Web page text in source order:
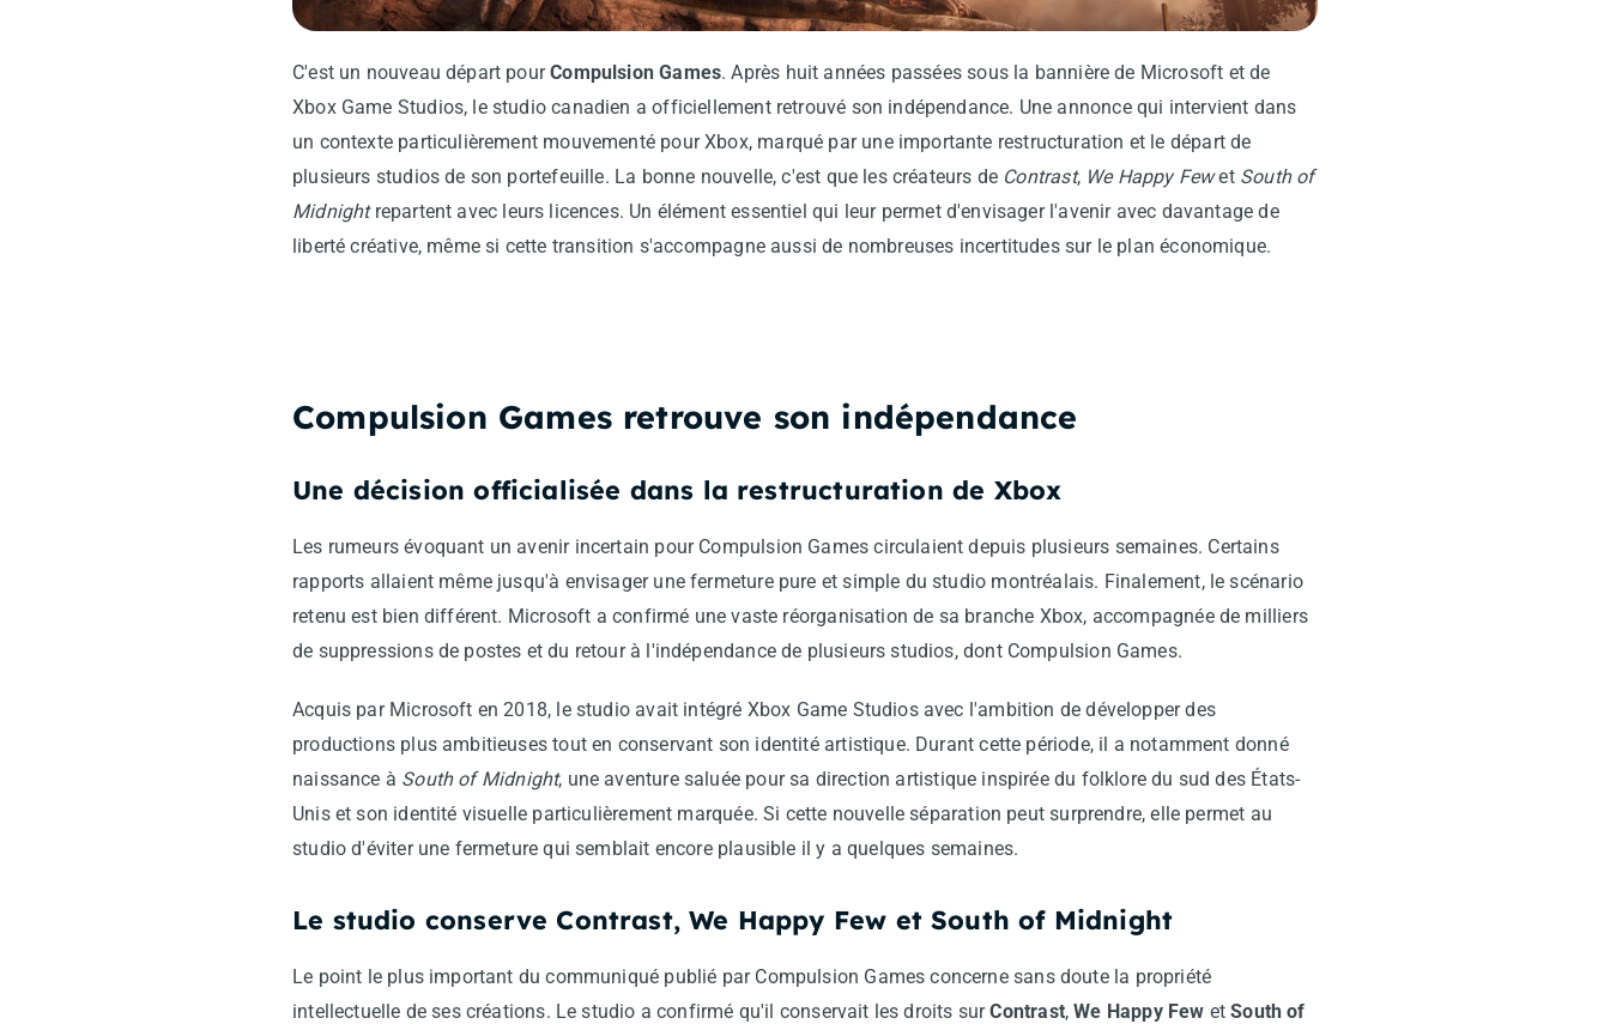
C'est un nouveau départ pourCompulsion Games. Après huit années passées sous la bannière de Microsoft et de
Xbox Game Studios, le studio canadien a officiellement retrouvé son indépendance. Une annonce qui intervient dans
un contexte particulièrement mouvementé pour Xbox, marqué par une importante restructuration et le départ de
plusieurs studios de son portefeuille. La bonne nouvelle, c'est que les créateurs de Contrast, We Happy Fewet South of
Midnightrepartent avec leurs licences. Un élément essentiel qui leur permet d'envisager l'avenir avec davantage de
liberté créative, même si cette transition s'accompagne aussi de nombreuses incertitudes sur le plan économique.
Compulsion Games retrouve son indépendance
Une décision officialisée dans la restructuration de Xbox
Les rumeurs évoquant un avenir incertain pour Compulsion Games circulaient depuis plusieurs semaines. Certains
rapports allaient même jusqu'à envisager une fermeture pure et simple du studio montréalais. Finalement, le scénario
retenu est bien différent. Microsoft a confirmé une vaste réorganisation de sa branche Xbox, accompagnée de milliers
de suppressions de postes et du retour à l'indépendance de plusieurs studios, dont Compulsion Games.
Acquis par Microsoft en 2018, le studio avait intégré Xbox Game Studios avec l'ambition de développer des
productions plus ambitieuses tout en conservant son identité artistique. Durant cette période, il a notamment donné
naissance à South of Midnight, une aventure saluée pour sa direction artistique inspirée du folklore du sud des États-
Unis et son identité visuelle particulièrement marquée. Si cette nouvelle séparation peut surprendre, elle permet au
studio d'éviter une fermeture qui semblait encore plausible il y a quelques semaines.
Le studio conserve Contrast, We Happy Few et South of Midnight
Le point le plus important du communiqué publié par Compulsion Games concerne sans doute la propriété
intellectuelle de ses créations. Le studio a confirmé qu'il conservait les droits surContrast,We Happy Few etSouth of